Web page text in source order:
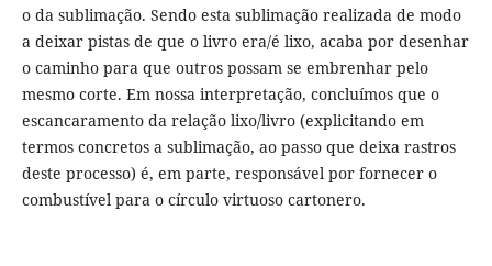
o da sublimação. Sendo esta sublimação realizada de modo
a deixar pistas de que o livro era/é lixo, acaba por desenhar
o caminho para que outros possam se embrenhar pelo
mesmo corte. Em nossa interpretação, concluímos que o
escancaramento da relação lixo/livro (explicitando em
termos concretos a sublimação, ao passo que deixa rastros
deste processo) é, em parte, responsável por fornecer o
combustível para o círculo virtuoso cartonero.